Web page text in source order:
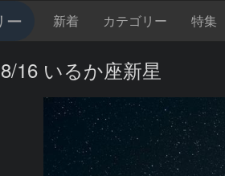
ー 新着 カテゴリー 特集
8/16 いるか座新星